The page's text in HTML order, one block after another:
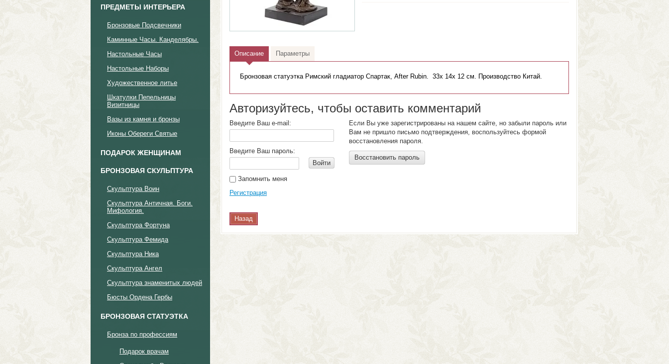
ПРЕДМЕТЫ ИНТЕРЬЕРА
Бронзовые Подсвечники
Каминные Часы. Канделябры.
Настольные Часы
Настольные Наборы
Художественное литье
Шкатулки Пепельницы
Визитницы
Вазы из камня и бронзы
Иконы Обереги Святые
ПОДАРОК ЖЕНЩИНАМ
БРОНЗОВАЯ СКУЛЬПТУРА
Скульптура Воин
Cкульптура Античная. Боги.
Мифология.
Скульптура Фортуна
Скульптура Фемида
Скульптура Ника
Скульптура Ангел
Скульптура знаменитых людей
Бюсты Ордена Гербы
БРОНЗОВАЯ СТАТУЭТКА
Бронза по профессиям
Подарок врачам
Описание Параметры
Бронзовая статуэтка Римский гладиатор Спартак, After Rubin. 33х 14х 12 см. Производство Китай.
Авторизуйтесь, чтобы оставить комментарий
Введите Ваш e-mail:
Введите Ваш пароль:
Войти
Запомнить меня
Регистрация
Если Вы уже зарегистрированы на нашем сайте, но забыли пароль или
Вам не пришло письмо подтверждения, воспользуйтесь формой
восстановления пароля.
Восстановить пароль
Назад